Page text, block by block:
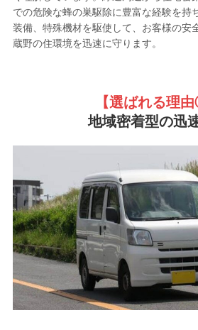
での危険な蜂の巣駆除に豊富な経験を持
装備、特殊機材を駆使して、お客様の安
蔵野の住環境を迅速に守ります。
【選ばれる理
地域密着型の迅